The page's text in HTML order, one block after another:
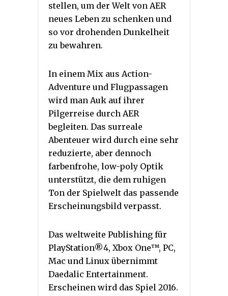
stellen, um der Welt von AER
neues Leben zu schenken und
so vor drohenden Dunkelheit
zu bewahren.
In einem Mix aus Action-
Adventure und Flugpassagen
wird man Auk auf ihrer
Pilgerreise durch AER
begleiten. Das surreale
Abenteuer wird durch eine sehr
reduzierte, aber dennoch
farbenfrohe, low-poly Optik
unterstützt, die dem ruhigen
Ton der Spielwelt das passende
Erscheinungsbild verpasst.
Das weltweite Publishing für
PlayStation®4, Xbox One™, PC,
Mac und Linux übernimmt
Daedalic Entertainment.
Erscheinen wird das Spiel 2016.